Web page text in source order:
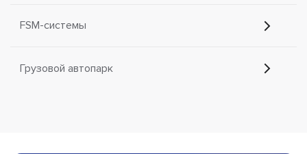
FSM-системы
Грузовой автопарк